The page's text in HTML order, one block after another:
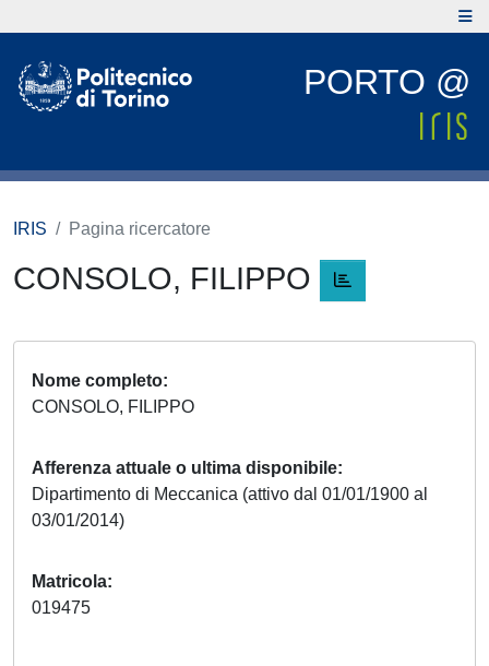
PORTO @
IRIS Pagina ricercatore
CONSOLO, FILIPPO
Nome completo
CONSOLO, FILIPPO
Afferenza attuale o ultima disponibile
Dipartimento di Meccanica (attivo dal 01/01/1900 al
03/01/2014)
Matricola
019475